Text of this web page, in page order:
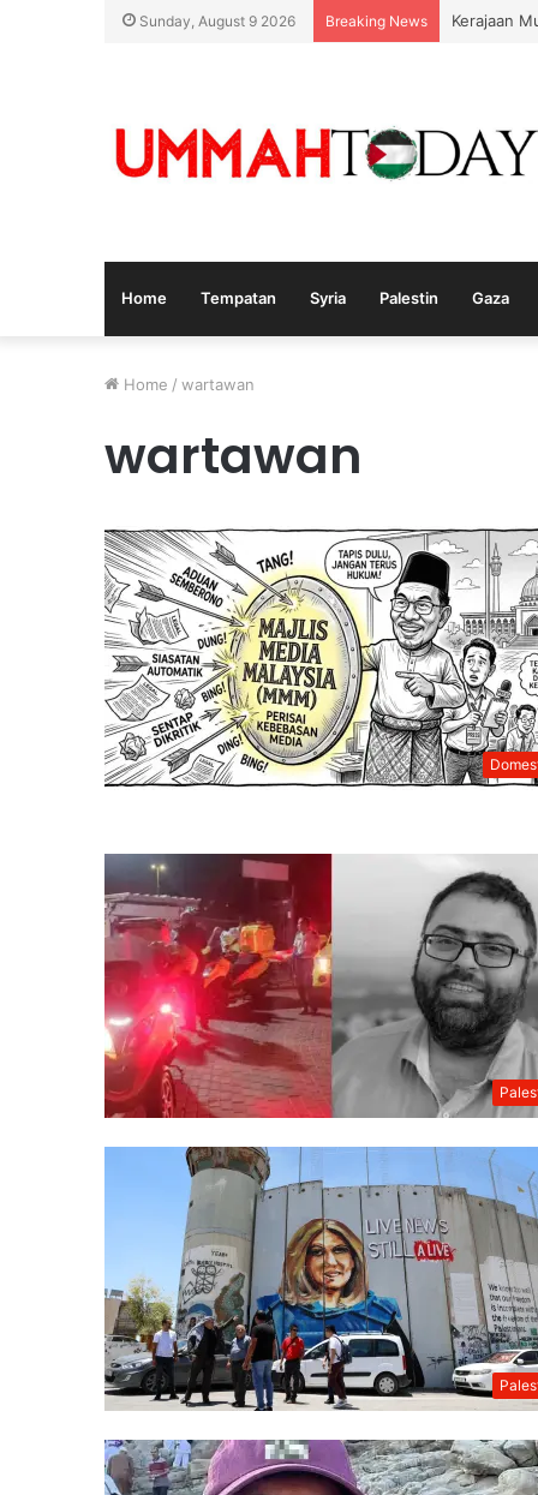
Sunday, August 9 2026 Breaking News Kerajaan
Home Tempatan Syria Palestin Gaza
Home / wartawan
wartawan